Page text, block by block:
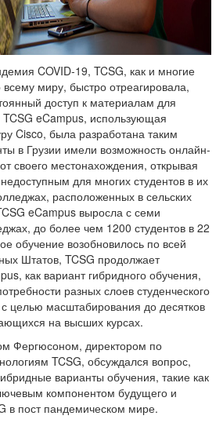
COVID-19, TCSG, как и многие
миру, быстро отреагировала,
доступ к материалам для
eCampus, использующая
Cisco, была разработана таким
в Грузии имели возможность онлайн-
своего местонахождения, открывая
для многих студентов в их
расположенных в сельских
eCampus выросла с семи
до более чем 1200 студентов в 22
обучение возобновилось по всей
Штатов, TCSG продолжает
как вариант гибридного обучения,
разных слоев студенческого
целью масштабирования до десятков
на высших курсах.
Фергюсоном, директором по
TCSG, обсуждался вопрос,
варианты обучения, такие как
компонентом будущего и
в пост пандемическом мире.